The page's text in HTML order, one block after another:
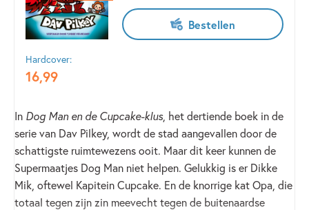
Hardcover:
16,99
Bestellen
In Dog Man en de Cupcake-klus, het dertiende boek in de
serie van Dav Pilkey, wordt de stad aangevallen door de
schattigste ruimtewezens ooit. Maar dit keer kunnen de
Supermaatjes Dog Man niet helpen. Gelukkig is er Dikke
Mik, oftewel Kapitein Cupcake. En de knorrige kat Opa, die
totaal tegen zijn zin meevecht tegen de buitenaardse